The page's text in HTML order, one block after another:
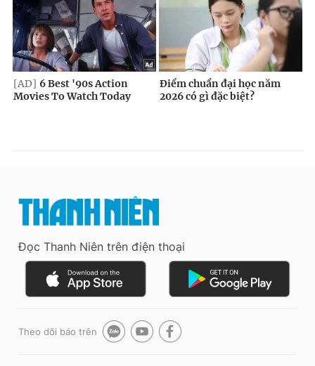
Đọc Thanh Niên trên điện thoại
Theo dõi báo trên